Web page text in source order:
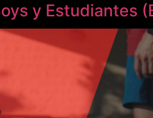
y Estudiantes